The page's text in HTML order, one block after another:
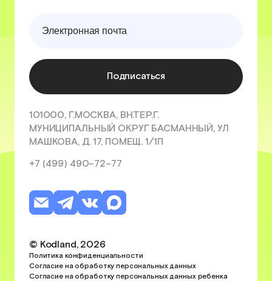
Подписаться
101000, Г.МОСКВА, ВН.ТЕР.Г.
МУНИЦИПАЛЬНЫЙ ОКРУГ БАСМАННЫЙ, УЛ
МАШКОВА, Д. 17, ПОМЕЩ. 1/1П
+7 (499) 490–72–77
© Kodland, 2026
Политика конфиденциальности
Согласие на обработку персональных данных
Согласие на обработку персональных данных ребенка